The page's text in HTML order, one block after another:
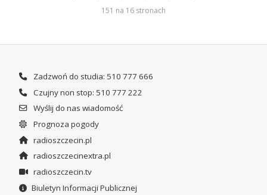
151 na 16 stronach
Zadzwoń do studia: 510 777 666
Czujny non stop: 510 777 222
Wyślij do nas wiadomość
Prognoza pogody
radioszczecin.pl
radioszczecinextra.pl
radioszczecin.tv
Biuletyn Informacji Publicznej